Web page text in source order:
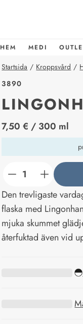
HEM MEDI
Startsida / Kroppsvård /
3890
price_label
7,50 € / 300 ml
counter_current
Den trevligaste
flaska med
mjuka skummet
återfuktad även vid